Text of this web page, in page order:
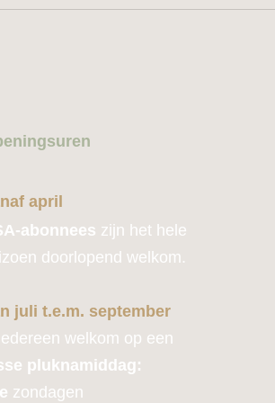
april
abonnees zijn het hele
doorlopend welkom.
juli t.e.m. september
welkom op een
pluknamiddag:
zondagen